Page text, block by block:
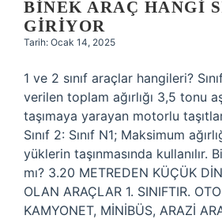
BINEK ARAÇ HANGI
GIRIYOR
Tarih: Ocak 14, 2025
1 ve 2 sınıf araçlar hangileri?
verilen toplam ağırlığı 3,5 tonu
taşımaya yarayan motorlu
Sınıf 2: Sınıf N1; Maksimum
yüklerin taşınmasında kullanılır.
mı? 3.20 METREDEN KÜÇÜK
OLAN ARAÇLAR 1. SINIFTIR.
KAMYONET, MİNİBÜS, ARAZİ